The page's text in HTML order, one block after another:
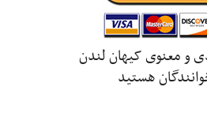
و معنوی کیهان لندن
هستید